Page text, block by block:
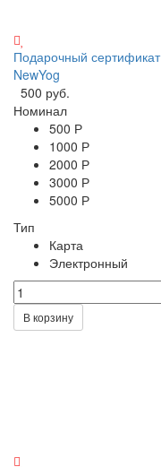
Подарочный сертификат
NewYog
500 руб.
Номинал
500 Р
1000 Р
2000 Р
3000 Р
5000 Р
Тип
Карта
Электронный
В корзину